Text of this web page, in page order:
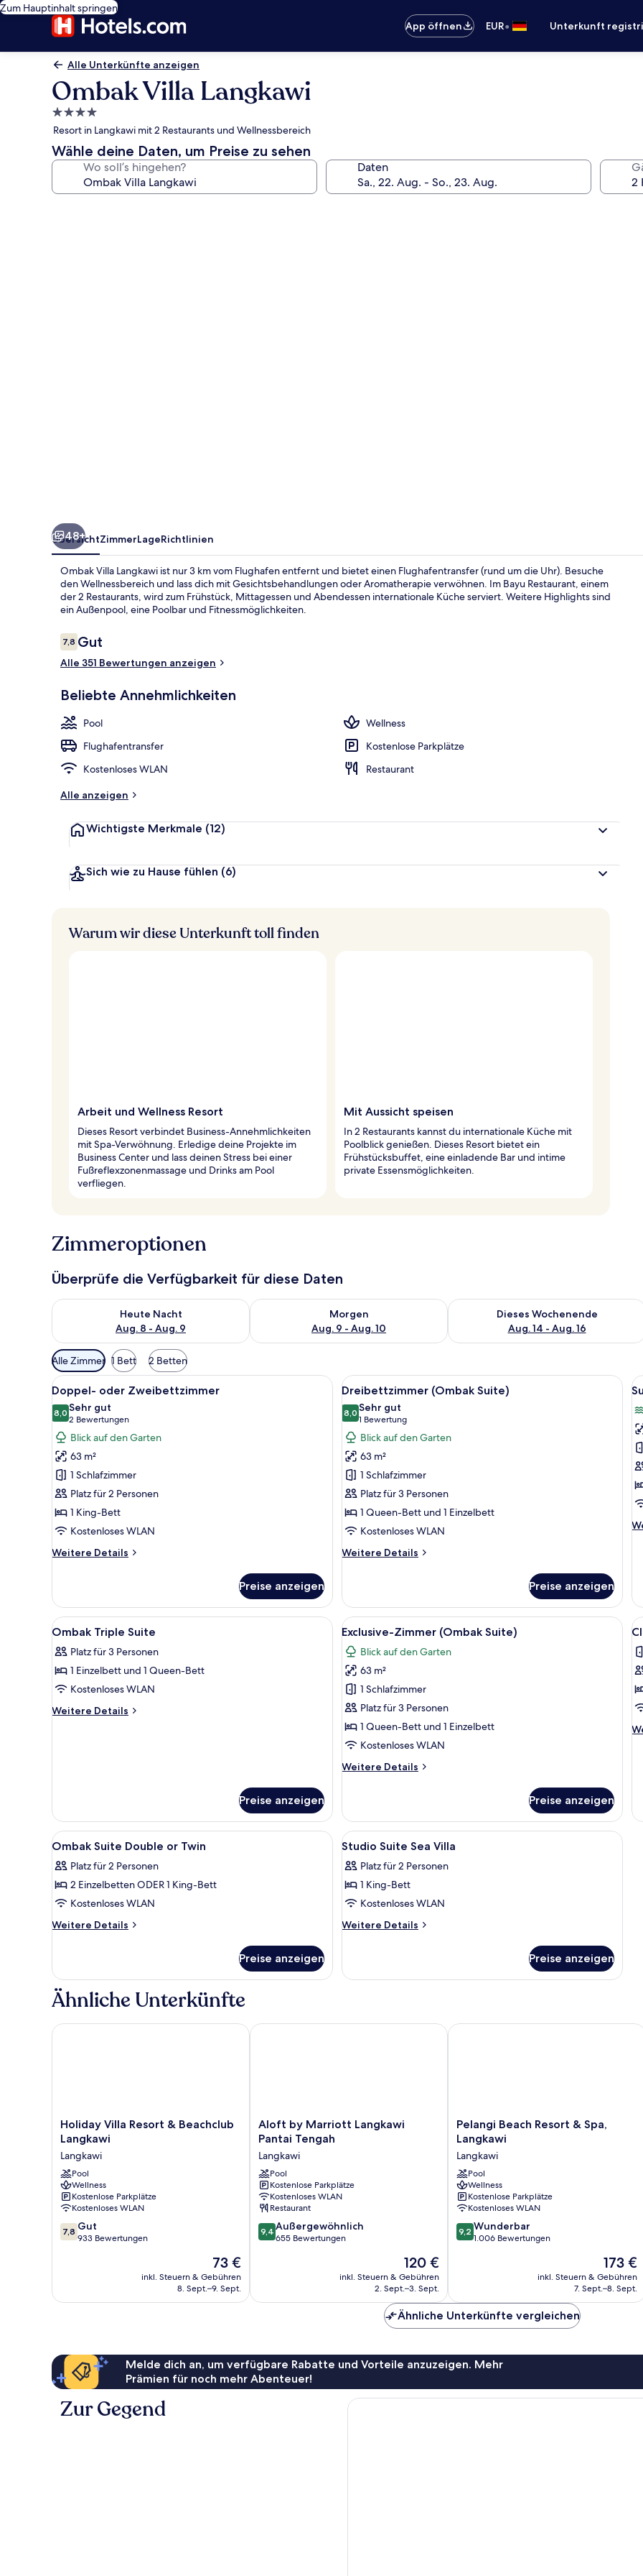
Zum Hauptinhalt springen
App öffnen
EUR• Unterkunft
Alle Unterkünfte anzeigen
Ombak Villa Langkawi
4.0-
Sterne-
Unterkunft
Resort in Langkawi mit 2 Restaurants und Wellnessbereich
Wähle deine Daten, um Preise zu sehen
Wo soll’s hingehen? Daten
48+
ÜbersichtZimmerLageRichtlinien
Ombak Villa Langkawi ist nur 3 km vom Flughafen entfernt und bietet einen Flughafentransfer (rund um die Uhr). Besuche
den Wellnessbereich und lass dich mit Gesichtsbehandlungen oder Aromatherapie verwöhnen. Im Bayu Restaurant, einem
der 2 Restaurants, wird zum Frühstück, Mittagessen und Abendessen internationale Küche serviert. Weitere Highlights sind
ein Außenpool, eine Poolbar und Fitnessmöglichkeiten.
Bewertungen
7,87,8 von 10.
Gut
Alle 351 Bewertungen anzeigen
Beliebte Annehmlichkeiten
Pool
Wellness
Flughafentransfer
Kostenlose Parkplätze
Kostenloses WLAN
Restaurant
Alle anzeigen
Wichtigste Merkmale (12)
Sich wie zu Hause fühlen (6)
Warum wir diese Unterkunft toll finden
Arbeit und Wellness Resort
Dieses Resort verbindet Business-Annehmlichkeiten
mit Spa-Verwöhnung. Erledige deine Projekte im
Business Center und lass deinen Stress bei einer
Fußreflexzonenmassage und Drinks am Pool
verfliegen.
Mit Aussicht speisen
In 2 Restaurants kannst du internationale Küche mit
Poolblick genießen. Dieses Resort bietet ein
Frühstücksbuffet, eine einladende Bar und intime
private Essensmöglichkeiten.
Zimmeroptionen
Überprüfe die Verfügbarkeit für diese Daten
Heute Nacht
Aug. 8 - Aug. 9
Überprüfe die Verfügbarkeit für heute Nacht, Aug. 8 - Aug. 9.
Morgen
Aug. 9 - Aug. 10
Überprüfe die Verfügbarkeit für morgen, Aug. 9 - Aug. 10.
Dieses Wochenende
Aug. 14 - Aug. 16
Überprüfe die Verfügbarkeit für
Verfügbare
Filter
für
Zimmer
Alle Zimmer 1 Bett 2 Betten
Alle
Fotos
für
Doppel-
oder
Zweibettzimmer
anzeigen
Ein Hotelzimmer mit einem großen Bett, einem Fernseher und einem Balkon mit Blick auf Grünflächen.
6
Doppel- oder Zweibettzimmer
8,08,0 von 10
Sehr gut
2 Bewertungen
(2
Bewertungen)
Blick auf den Garten
63 m²
1 Schlafzimmer
Platz für 2 Personen
1 King-Bett
Kostenloses WLAN
Weitere Details
Weitere
oder
Zweibettzimmer
Preise anzeigen
Alle
Fotos
für
Dreibettzimmer
(Ombak
Suite)
anzeigen
Ein Hotelzimmer mit zwei Betten,
4
Dreibettzimmer (Ombak Suite)
8,08,0 von 10
Sehr gut
1 Bewertung
(1
Bewertung)
Blick auf den Garten
63 m²
1 Schlafzimmer
Platz für 3 Personen
1 Queen-Bett und 1 Einzelbett
Kostenloses WLAN
Weitere Details
Weitere
(Ombak
Suite)
Preise anzeigen
Alle
Fotos
für
Ombak
Triple
Suite
Zimmersafe, Schreibtisch, Verdunkelungsvorhänge, schallisolierte Zimmer
6
Ombak Triple Suite
Platz für 3 Personen
1 Einzelbett und 1 Queen-Bett
Kostenloses WLAN
Weitere Details
Weitere
Preise anzeigen
Alle
Fotos
für
Exclusive-
Zimmer
(Ombak
Suite)
anzeigen
Ein Hotelzimmer mit zwei Betten,
4
Exclusive-Zimmer (Ombak Suite)
Blick auf den Garten
63 m²
1 Schlafzimmer
Platz für 3 Personen
1 Queen-Bett und 1 Einzelbett
Kostenloses WLAN
Weitere Details
Weitere
Zimmer
(Ombak
Suite)
Preise anzeigen
Alle
Fotos
für
Ombak
Suite
Double
anzeigen
Zimmersafe, Schreibtisch, Verdunkelungsvorhänge, schallisolierte Zimmer
8
Ombak Suite Double or Twin
Platz für 2 Personen
2 Einzelbetten ODER 1 King-Bett
Kostenloses WLAN
Weitere Details
Weitere
Suite
Double
or
Preise anzeigen
Alle
Fotos
für
Studio
Suite
Sea
Zimmersafe, Schreibtisch,
7
Studio Suite Sea Villa
Platz für 2 Personen
1 King-Bett
Kostenloses WLAN
Weitere Details
Weitere
Suite
Preise anzeigen
Ähnliche Unterkünfte
Holiday
Villa
Resort
&
Beachclub
Langkawi
Langkawi
Holiday Villa Resort & Beachclub
Langkawi
Langkawi
Pool
Wellness
Kostenlose Parkplätze
Kostenloses WLAN
7.8
von
7,8 Gut
933 Bewertungen
Der
Preis
beträgt
73 €
inkl. Steuern & Gebühren
8. Sept.–9. Sept.
Holiday Villa Resort & Beachclub Langkawi
Aloft
by
Langkawi
Pantai
Tengah
Langkawi
Aloft by Marriott Langkawi
Pantai Tengah
Langkawi
Pool
Kostenlose Parkplätze
Kostenloses WLAN
Restaurant
9.4
von
9,4 Außergewöhnlich
655 Bewertungen
Der
Preis
beträgt
120 €
inkl. Steuern & Gebühren
2. Sept.–3. Sept.
Aloft by Marriott Langkawi Pantai Tengah
Pelangi
Beach
Resort
&
Spa,
Langkawi
Langkawi
Pelangi Beach Resort & Spa,
Langkawi
Langkawi
Pool
Wellness
Kostenlose Parkplätze
Kostenloses WLAN
9.2
von
9,2 Wunderbar
1.006 Bewertungen
Der
Preis
beträgt
173 €
inkl. Steuern & Gebühren
7. Sept.–8. Sept.
Pelangi Beach Resort & Spa, Langkawi
Ähnliche Unterkünfte vergleichen
Melde dich an, um verfügbare Rabatte und Vorteile anzuzeigen. Mehr
Prämien für noch mehr Abenteuer!
Zur Gegend